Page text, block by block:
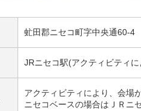
虻田郡ニセコ町字中央通60-4
JRニセコ駅(アクティビティ
アクティビティにより、会
ニセコベースの場合はＪＲニ